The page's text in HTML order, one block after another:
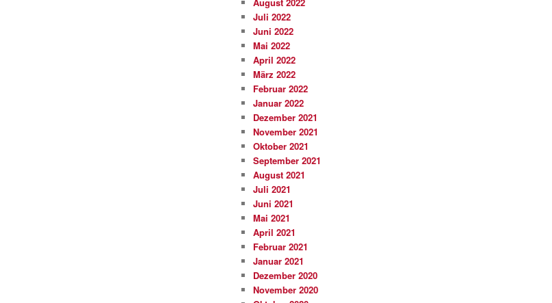
Juli 2022
Juni 2022
Mai 2022
April 2022
März 2022
Februar 2022
Januar 2022
Dezember 2021
November 2021
Oktober 2021
September 2021
August 2021
Juli 2021
Juni 2021
Mai 2021
April 2021
Februar 2021
Januar 2021
Dezember 2020
November 2020